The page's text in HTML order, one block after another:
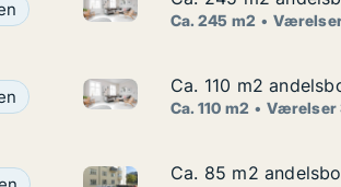
andelsbolig til salg på 1900
Ca. 245 m2
andelsbolig til salg på 1900
Ca. 110 m2 andelsbolig til
Ca. 110 m2
Ca. 110 m2
Ca. 110 m2 Værelser
Ca. 85 m2 andelsbolig til
Ca. 85 m2
Ca. 85 m2